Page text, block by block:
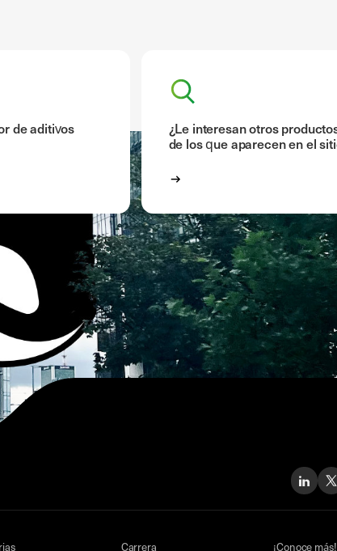
de aditivos
¿Le interesan otros
de los que aparecen en el
Carrera ¡Conoce más!